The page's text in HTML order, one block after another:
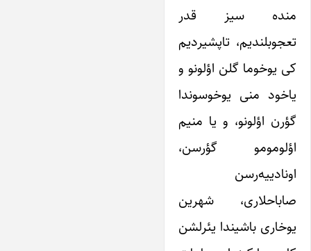
منده سیز قدر
تعجوبلندیم، تاپشیردیم
کی یوخوما گلن اؤلونو و
یاخود منی یوخوسوندا
گؤرن اؤلونو، و یا منیم
اؤلومومو گؤرسن،
اونا‌دییه‌رسن
صاباحلاری، شهرین
یوخاری باشیندا یئرلشن